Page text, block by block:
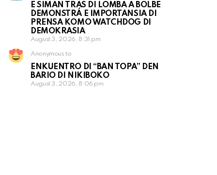
E SIMAN TRAS DI LOMBA A BOLBE
DEMONSTRÁ E IMPORTANSIA DI
PRENSA KOMO WATCHDOG DI
DEMOKRASIA
August 3, 2026, 8:31 pm
Anonymous to
ENKUENTRO DI “BAN TOPA” DEN
BARIO DI NIKIBOKO
August 3, 2026, 8:06 pm